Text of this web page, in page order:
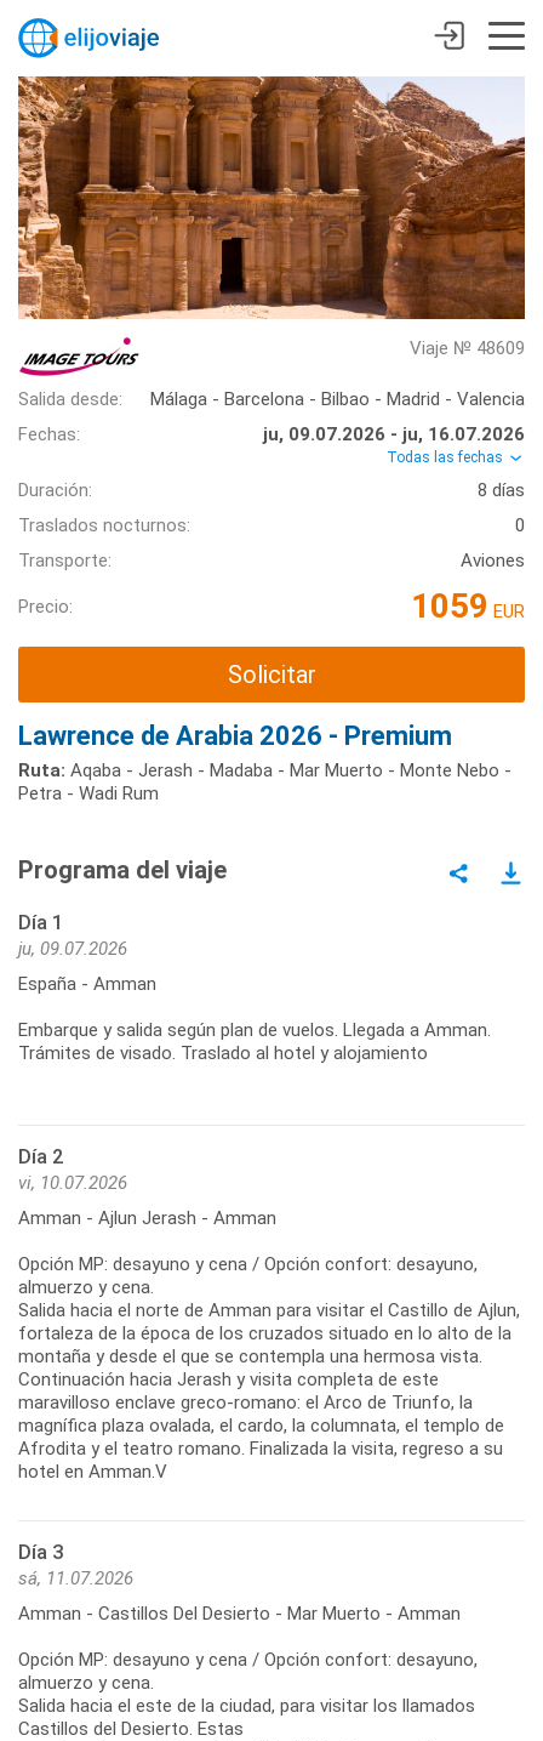
Viaje № 48609
Salida desde:
Málaga - Barcelona - Bilbao - Madrid - Valencia
Fechas:
ju, 09.07.2026 - ju, 16.07.2026
Todas las fechas
Duración:
8 días
Traslados nocturnos:
0
Transporte:
Aviones
Precio: 1059 EUR
Solicitar
Lawrence de Arabia 2026 - Premium
Ruta: Aqaba - Jerash - Madaba - Mar Muerto - Monte Nebo -
Petra - Wadi Rum
Programa del viaje
Día 1
ju, 09.07.2026
España - Amman
Embarque y salida según plan de vuelos. Llegada a Amman.
Trámites de visado. Traslado al hotel y alojamiento
Día 2
vi, 10.07.2026
Amman - Ajlun Jerash - Amman
Opción MP: desayuno y cena / Opción confort: desayuno,
almuerzo y cena.
Salida hacia el norte de Amman para visitar el Castillo de Ajlun,
fortaleza de la época de los cruzados situado en lo alto de la
montaña y desde el que se contempla una hermosa vista.
Continuación hacia Jerash y visita completa de este
maravilloso enclave greco-romano: el Arco de Triunfo, la
magnífica plaza ovalada, el cardo, la columnata, el templo de
Afrodita y el teatro romano. Finalizada la visita, regreso a su
hotel en Amman.V
Día 3
sá, 11.07.2026
Amman - Castillos Del Desierto - Mar Muerto - Amman
Opción MP: desayuno y cena / Opción confort: desayuno,
almuerzo y cena.
Salida hacia el este de la ciudad, para visitar los llamados
Castillos del Desierto. Estas